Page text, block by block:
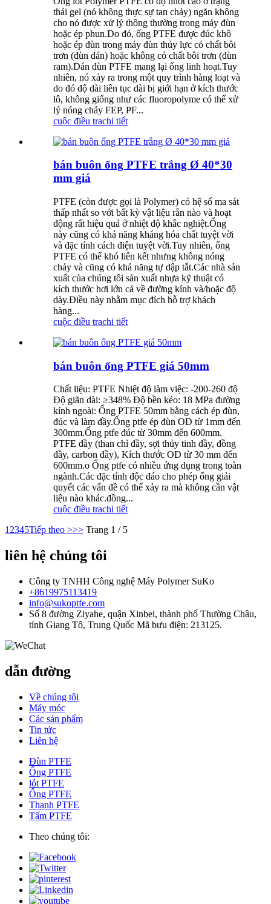
thái gel (nó không thực sự tan chảy) ngăn không
cho nó được xử lý thông thường trong máy đùn
hoặc ép phun.Do đó, ống PTFE được đúc khô
hoặc ép đùn trong máy đùn thủy lực có chất bôi
trơn (đùn dán) hoặc không có chất bôi trơn (đùn
ram).Dán đùn PTFE mang lại ống linh hoạt.Tuy
nhiên, nó xảy ra trong một quy trình hàng loạt và
do đó độ dài liên tục dài bị giới hạn ở kích thước
lô, không giống như các fluoropolyme có thể xử
lý nóng chảy FEP, PF...
cuộc điều trachi tiết
bán buôn ống PTFE trắng Ø 40*30
mm giá
PTFE (còn được gọi là Polymer) có hệ số ma sát
thấp nhất so với bất kỳ vật liệu rắn nào và hoạt
động rất hiệu quả ở nhiệt độ khắc nghiệt.Ống
này cũng có khả năng kháng hóa chất tuyệt vời
và đặc tính cách điện tuyệt vời.Tuy nhiên, ống
PTFE có thể khó liên kết nhưng không nóng
chảy và cũng có khả năng tự dập tắt.Các nhà sản
xuất của chúng tôi sản xuất nhựa kỹ thuật có
kích thước hơi lớn cả về đường kính và/hoặc độ
dày.Điều này nhằm mục đích hỗ trợ khách
hàng...
cuộc điều trachi tiết
bán buôn ống PTFE giá 50mm
Chất liệu: PTFE Nhiệt độ làm việc: -200-260 độ
Độ giãn dài: ≥348% Độ bền kéo: 18 MPa đường
kính ngoài: Ống PTFE 50mm bằng cách ép đùn,
đúc và làm đầy.Ống ptfe ép đùn OD từ 1mm đến
300mm.Ống ptfe đúc từ 30mm đến 600mm.
PTFE đầy (than chì đầy, sợi thủy tinh đầy, đồng
đầy, carbon đầy), Kích thước OD từ 30 mm đến
600mm.o Ống ptfe có nhiều ứng dụng trong toàn
ngành.Các đặc tính độc đáo cho phép ống giải
quyết các vấn đề có thể xảy ra mà không cần vật
liệu nào khác.đồng...
cuộc điều trachi tiết
12345Tiếp theo >>> Trang 1 / 5
liên hệ chúng tôi
Công ty TNHH Công nghệ Máy Polymer SuKo
+8619975113419
info@sukoptfe.com
Số 8 đường Ziyahe, quận Xinbei, thành phố Thường Châu,
tỉnh Giang Tô, Trung Quốc Mã bưu điện: 213125.
dẫn đường
Về chúng tôi
Máy móc
Các sản phẩm
Tin tức
Liên hệ
Đùn PTFE
Ống PTFE
lót PTFE
Ống PTFE
Thanh PTFE
Tấm PTFE
Theo chúng tôi: